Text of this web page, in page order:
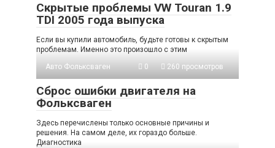
Скрытые проблемы VW Touran 1.9
TDI 2005 года выпуска
Если вы купили автомобиль, будьте готовы к скрытым
проблемам. Именно это произошло с этим
Авто Фольксваген
0 260 просмотров
Сброс ошибки двигателя на
Фольксваген
Здесь перечислены только основные причины и
решения. На самом деле, их гораздо больше.
Диагностика